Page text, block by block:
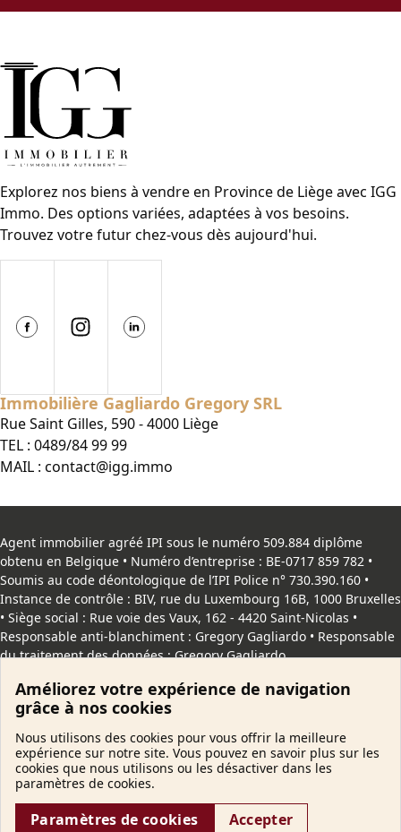
Explorez nos biens à vendre en Province de Liège avec IGG
Immo. Des options variées, adaptées à vos besoins.
Trouvez votre futur chez-vous dès aujourd'hui.
Immobilière Gagliardo Gregory SRL
Rue Saint Gilles, 590 - 4000 Liège
TEL : 0489/84 99 99
MAIL : contact@igg.immo
Agent immobilier agréé IPI sous le numéro 509.884 diplôme
obtenu en Belgique • Numéro d’entreprise : BE-0717 859 782 •
Soumis au code déontologique de l’IPI Police n° 730.390.160 •
Instance de contrôle : BIV, rue du Luxembourg 16B, 1000 Bruxelles
• Siège social : Rue voie des Vaux, 162 - 4420 Saint-Nicolas •
Responsable anti-blanchiment : Gregory Gagliardo • Responsable
du traitement des données : Gregory Gagliardo
Copyright© 2026 IggImmo. Tous droits reservés |Vie privée
Cookies
Améliorez votre expérience de navigation
grâce à nos cookies
Nous utilisons des cookies pour vous offrir la meilleure
expérience sur notre site. Vous pouvez en savoir plus sur les
cookies que nous utilisons ou les désactiver dans les
paramètres de cookies.
Paramètres de cookies Accepter